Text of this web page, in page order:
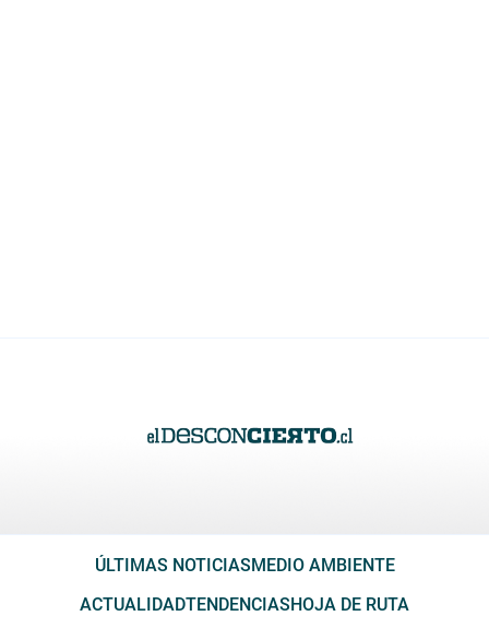
ÚLTIMAS NOTICIAS MEDIO AMBIENTE
ACTUALIDADTENDENCIAS HOJA DE RUTA